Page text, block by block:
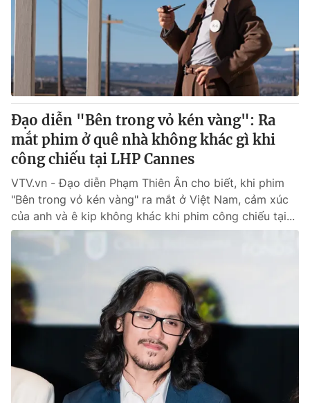
Đạo diễn "Bên trong vỏ kén vàng": Ra
mắt phim ở quê nhà không khác gì khi
công chiếu tại LHP Cannes
VTV.vn - Đạo diễn Phạm Thiên Ân cho biết, khi phim
"Bên trong vỏ kén vàng" ra mắt ở Việt Nam, cảm xúc
của anh và ê kip không khác khi phim công chiếu tại...